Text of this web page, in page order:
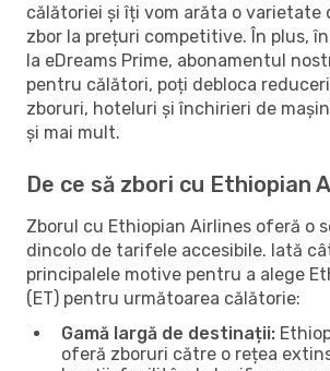
călătoriei și îți vom arăta o varietate
zbor la prețuri competitive. În plus,
la eDreams Prime, abonamentul
pentru călători, poți debloca
zboruri, hoteluri și închirieri de
și mai mult.
De ce să zbori cu Ethiopian
Zborul cu Ethiopian Airlines oferă o
dincolo de tarifele accesibile. Iată
principalele motive pentru a alege
(ET) pentru următoarea călătorie:
Gamă largă de destinații:
oferă zboruri către o rețea